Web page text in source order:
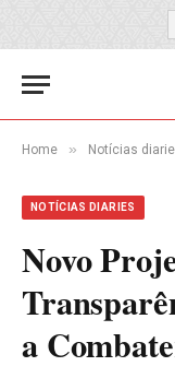
Home » Notícias
NOTÍCIAS DIARIES
Novo
a